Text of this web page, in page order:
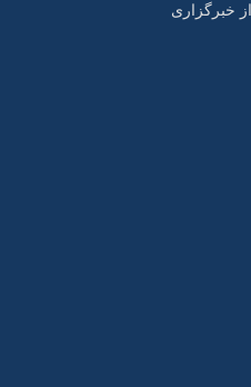
خبرگزاری